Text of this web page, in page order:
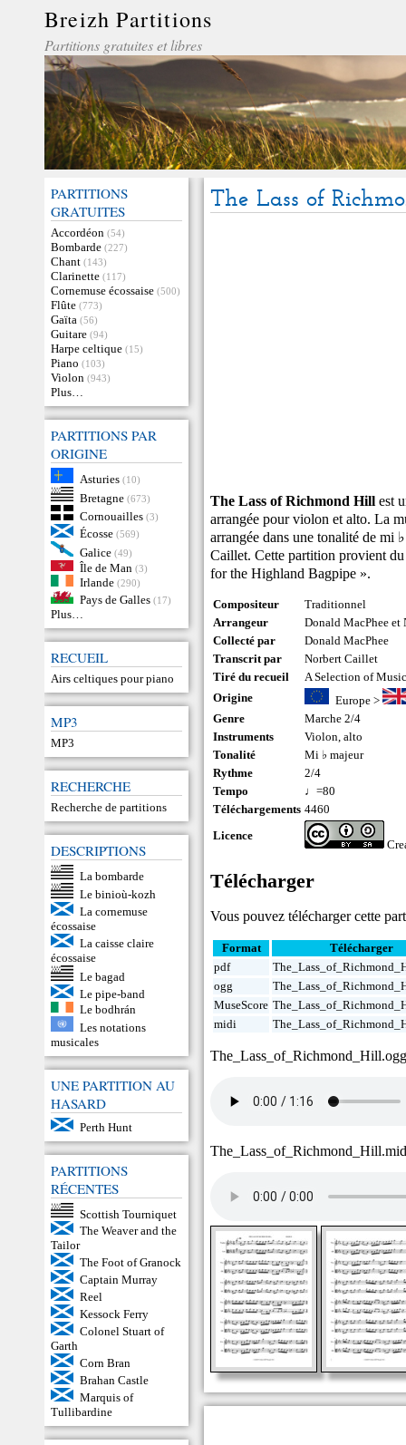
Breizh Partitions
Partitions gratuites et libres
PARTITIONS
GRATUITES
Accordéon (54)
Bombarde (227)
Chant (143)
Clarinette (117)
Cornemuse écossaise (500)
Flûte (773)
Gaïta (56)
Guitare (94)
Harpe celtique (15)
Piano (103)
Violon (943)
Plus…
PARTITIONS PAR
ORIGINE
Asturies (10)
Bretagne (673)
Cornouailles (3)
Écosse (569)
Galice (49)
Île de Man (3)
Irlande (290)
Pays de Galles (17)
Plus…
RECUEIL
Airs celtiques pour piano
MP3
MP3
RECHERCHE
Recherche de partitions
DESCRIPTIONS
La bombarde
Le binioù-kozh
La cornemuse
écossaise
La caisse claire
écossaise
Le bagad
Le pipe-band
Le bodhrán
Les notations
musicales
UNE PARTITION AU
HASARD
Perth Hunt
PARTITIONS
RÉCENTES
Scottish Tourniquet
The Weaver and the
Tailor
The Foot of Granock
Captain Murray
Reel
Kessock Ferry
Colonel Stuart of
Garth
Corn Bran
Brahan Castle
Marquis of
Tullibardine
The Lass of
The Lass of Richmond Hill est
arrangée pour violon et alto. La
arrangée dans une tonalité de mi
Caillet. Cette partition provient
for the Highland Bagpipe ».
Compositeur
Traditionnel
Arrangeur
Donald MacPhee
Collecté par
Donald MacPhee
Transcrit par
Norbert Caillet
Tiré du recueil
A Selection of
Origine
Europe>
Genre
Marche 2/4
Instruments
Violon,alto
Tonalité
Mi ♭ majeur
Rythme
2/4
Tempo
♩=80
Téléchargements 4460
Licence
Télécharger
Vous pouvez télécharger cette
Format
Télécharger
pdf
ogg
MuseScore
midi